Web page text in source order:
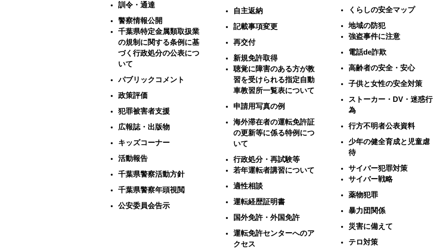
訓令・通達
警察情報公開
千葉県特定金属類取扱業
の規制に関する条例に基
づく行政処分の公表につ
いて
パブリックコメント
政策評価
犯罪被害者支援
広報誌・出版物
キッズコーナー
活動報告
千葉県警察活動方針
千葉県警察年頭視閲
公安委員会告示
自主返納
記載事項変更
再交付
新規免許取得
聴覚に障害のある方が教
習を受けられる指定自動
車教習所一覧表について
申請用写真の例
海外滞在者の運転免許証
の更新等に係る特例につ
いて
行政処分・再試験等
若年運転者講習について
適性相談
運転経歴証明書
国外免許・外国免許
運転免許センターへのア
クセス
くらしの安全マップ
地域の防犯
強盗事件に注意
電話de詐欺
高齢者の安全・安心
子供と女性の安全対策
ストーカー・DV・迷惑行
為
行方不明者公表資料
少年の健全育成と児童虐
待
サイバー犯罪対策
サイバー戦略
薬物犯罪
暴力団関係
災害に備えて
テロ対策